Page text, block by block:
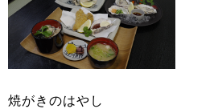
焼がきのはやし